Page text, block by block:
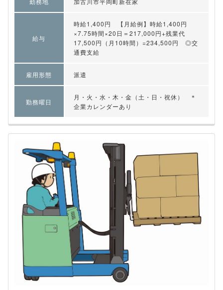
給与
時給1,400円 【月給例】時給1,400円
×7.75時間×20日＝217,000円+残業代
17,500円（月10時間）=234,500円 ◎交
通費支給
雇用形態 派遣
勤務曜日
月・火・水・木・金（土・日・祝休） ＊
企業カレンダーあり